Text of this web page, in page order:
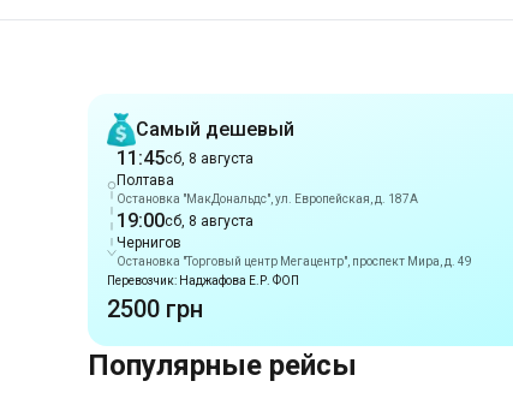
сб, 8 августа
Чернигов
Остановка "Торговый центр Мегацентр", проспект Мира, д. 49
Перевозчик: Наджафова Е.Р. ФОП
2500 грн
Популярные рейсы
Маршруты из г. Полтава
Полтава Дмитровка